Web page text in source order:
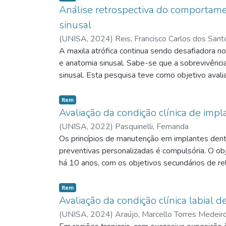
Análise retrospectiva do
sinusal
(UNISA, 2024) Reis, Francisco Carlos dos
A maxila atrófica continua sendo desafiadora
e anatomia sinusal. Sabe-se que a
sinusal. Esta pesquisa teve como objetivo
influência da perfuração da membrana na
cargas funcionais por um período de 12 a 90
cortes parassagitais de 1mm e as imagens
formação de osso, utilizou-se uma linha de
linha na superfície do rebordo. A altura do
maxilar, paralela ao ponto de maior altura,
estatisticamente através do Stata/SE
significância estatística (valor de p= 0,002),
hígidas. A altura média do enxerto ósseo
pessoas em que houve a perfuração 10,5mm
Item
Avaliação da condição clínica de
(UNISA, 2022) Pasquinelli, Fernanda
Os princípios de manutenção em implantes
preventivas personalizadas é compulsória. O
há 10 anos, com os objetivos secundários de
2007 e 2009 na Clínica de Odontologia da
unitário em função há 10 anos. Exame clínico
doença. Os dados foram analisados pelos
diagnosticada em 47 implantes (48,5%), e a
Item
Avaliação da condição clínica labial
(UNISA, 2024) Araújo, Marcello Torres